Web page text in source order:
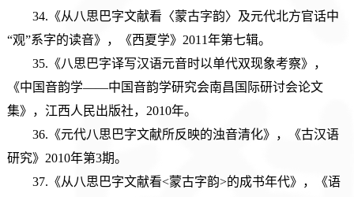
34.《从八思巴字文献看〈蒙古字韵〉及元代北方官话中
“观”系字的读音》，《西夏学》2011年第七辑。
35.《八思巴字译写汉语元音时以单代双现象考察》，
《中国音韵学——中国音韵学研究会南昌国际研讨会论文
集》，江西人民出版社，2010年。
36.《元代八思巴字文献所反映的浊音清化》，《古汉语
研究》2010年第3期。
37.《从八思巴字文献看<蒙古字韵>的成书年代》，《语